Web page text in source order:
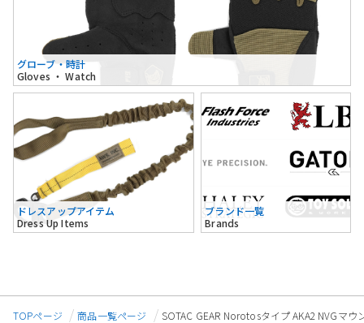
グローブ・時計
Gloves ・ Watch
ドレスアップアイテム
Dress Up Items
ブランド一覧
Brands
TOPページ 商品一覧ページ
SOTAC GEAR Norotosタイプ AKA2 NVGマウ